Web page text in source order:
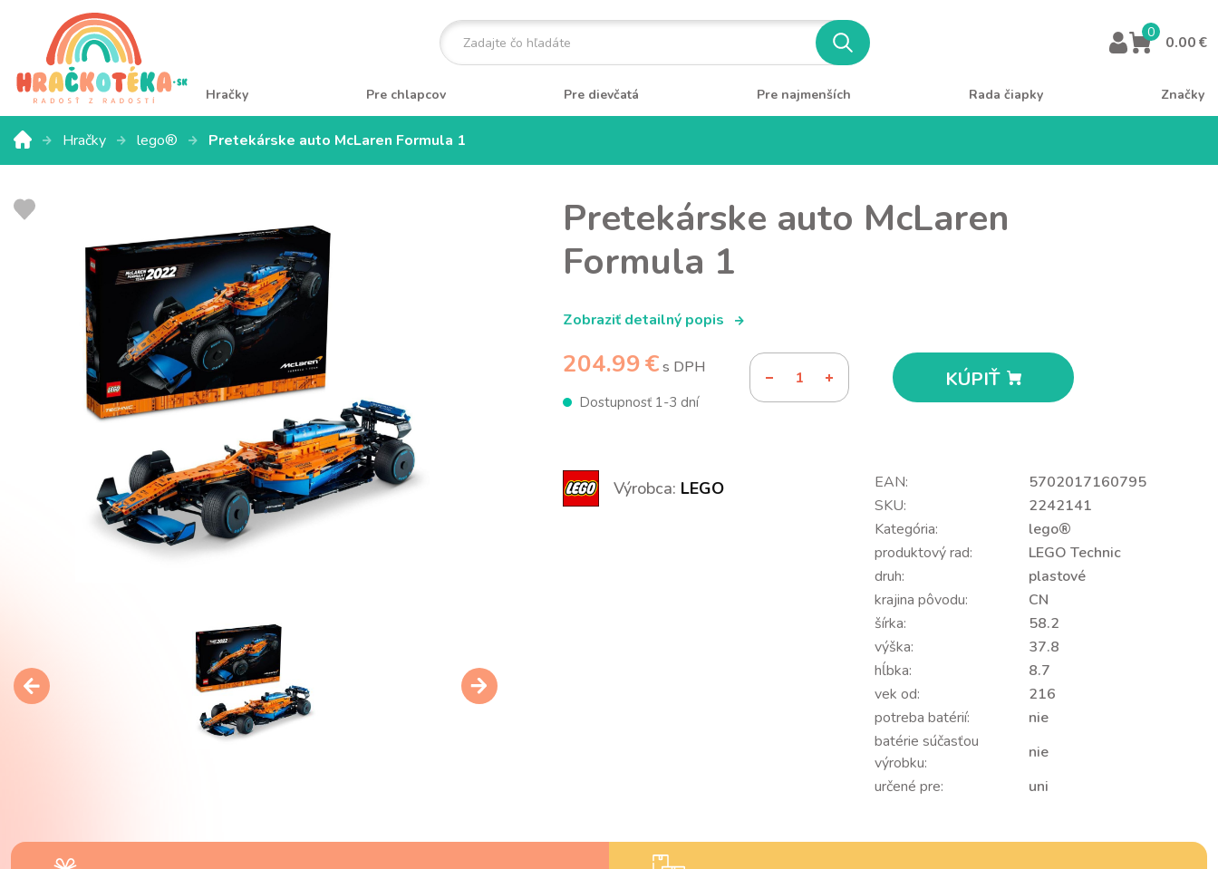
0
0.00 €
Hračky Pre chlapcov Pre dievčatá Pre najmenších Rada čiapky Značky
Hračky lego® Pretekárske auto McLaren Formula 1
Pretekárske auto McLaren
Formula 1
Zobraziť detailný popis
204.99 € s DPH
Dostupnosť 1-3 dní
KÚPIŤ
Výrobca: LEGO EAN:
5702017160795
SKU:
2242141
Kategória:
lego®
produktový rad:
LEGO Technic
druh:
plastové
krajina pôvodu:
CN
šírka:
58.2
výška:
37.8
hĺbka:
8.7
vek od:
216
potreba batérií:
nie
batérie súčasťou
výrobku:
nie
určené pre:
uni